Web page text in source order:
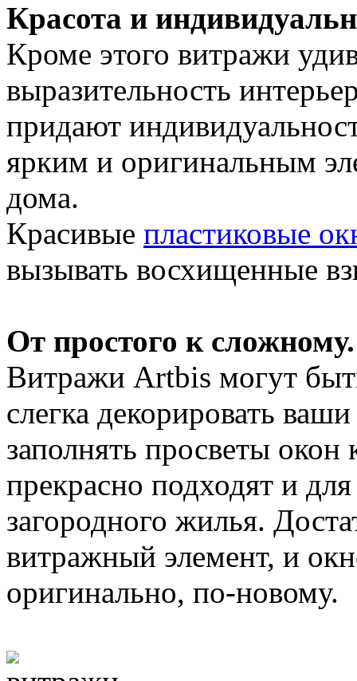
Красота и
Кроме этого витражи
выразительность
придают
ярким и оригинальным
дома.
Красивые пластиковые
вызывать восхищенные
От простого к сложному.
Витражи Artbis могут
слегка декорировать
заполнять просветы
прекрасно подходят и
загородного жилья.
витражный элемент, и
оригинально, по-новому.